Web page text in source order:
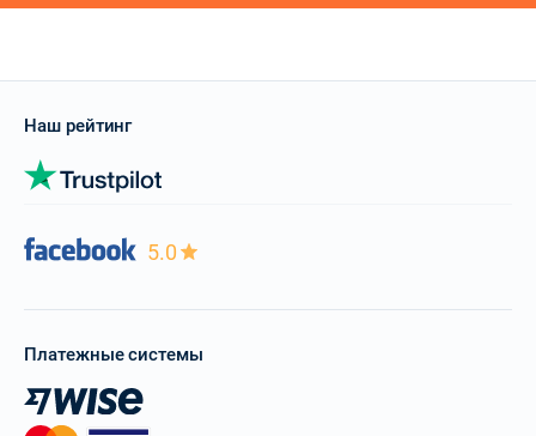
Наш рейтинг
5.0
Платежные системы